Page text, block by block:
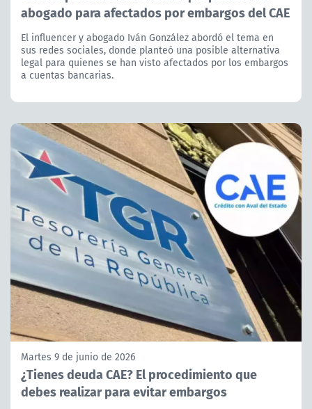
abogado para afectados por embargos del CAE
El influencer y abogado Iván González abordó el tema en
sus redes sociales, donde planteó una posible alternativa
legal para quienes se han visto afectados por los embargos
a cuentas bancarias.
Martes 9 de junio de 2026
¿Tienes deuda CAE? El procedimiento que
debes realizar para evitar embargos